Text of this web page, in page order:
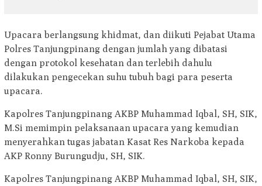
Upacara berlangsung khidmat, dan diikuti Pejabat Utama
Polres Tanjungpinang dengan jumlah yang dibatasi
dengan protokol kesehatan dan terlebih dahulu
dilakukan pengecekan suhu tubuh bagi para peserta
upacara.
Kapolres Tanjungpinang AKBP Muhammad Iqbal, SH, SIK,
M.Si memimpin pelaksanaan upacara yang kemudian
menyerahkan tugas jabatan Kasat Res Narkoba kepada
AKP Ronny Burungudju, SH, SIK.
Kapolres Tanjungpinang AKBP Muhammad Iqbal, SH, SIK,